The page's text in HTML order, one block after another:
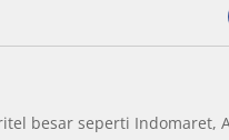
besar seperti Indomaret,